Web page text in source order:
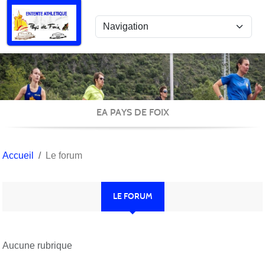
EA PAYS DE FOIX
Accueil Le forum
LE FORUM
Aucune rubrique
Panneau de gestion des cookies